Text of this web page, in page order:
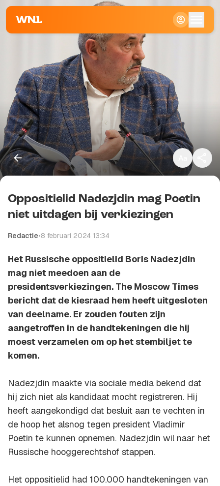
Klein
Standaard
Groot
Kopieer link
Oppositielid Nadezjdin mag Poetin
niet uitdagen bij verkiezingen
Redactie•8 februari 2024 13:34
Het Russische oppositielid Boris Nadezjdin
mag niet meedoen aan de
presidentsverkiezingen. The Moscow Times
bericht dat de kiesraad hem heeft uitgesloten
van deelname. Er zouden fouten zijn
aangetroffen in de handtekeningen die hij
moest verzamelen om op het stembiljet te
komen.
Nadezjdin maakte via sociale media bekend dat
hij zich niet als kandidaat mocht registreren. Hij
heeft aangekondigd dat besluit aan te vechten in
de hoop het alsnog tegen president Vladimir
Poetin te kunnen opnemen. Nadezjdin wil naar het
Russische hooggerechtshof stappen.
Het oppositielid had 100.000 handtekeningen van